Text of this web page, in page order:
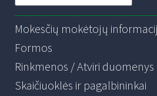
Mokesčių mokėtojų
Formos
Rinkmenos / Atviri duomenys
Skaičiuoklės ir pagalbininkai